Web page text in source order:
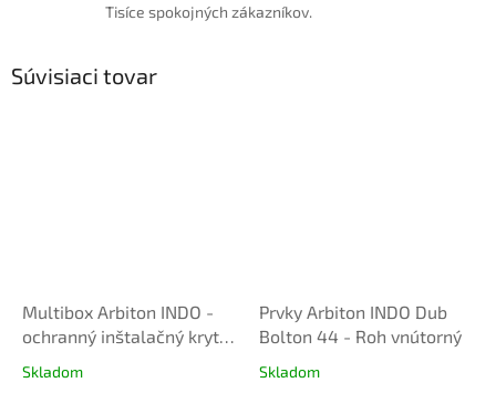
Tisíce spokojných zákazníkov.
Súvisiaci tovar
Multibox Arbiton INDO -
ochranný inštalačný kryt
PVC lište
Skladom
Prvky Arbiton INDO Dub
Bolton 44 - Roh vnútorný
Skladom